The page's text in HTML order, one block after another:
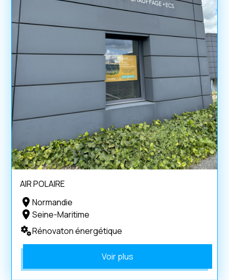
AIR POLAIRE
Normandie
Seine-Maritime
Rénovaton énergétique
Voir plus